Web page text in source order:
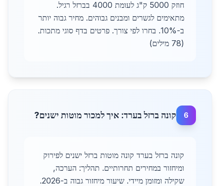
חוזק 5000 ק"ג לעומת 4000 בברזל רגיל.
מתאימים לגשרים ומבנים גבוהים. מחיר גבוה יותר
ב-10%. בחרו לפי צורך. פרטים בדף סוגי מתכות.
(78 מילים)
6 קונה ברזל בערד: איך למכור מוטות ישנים?
קונה ברזל בערד קונה מוטות ברזל ישנים לפירוק
ומיחזור במחירים תחרותיים. תהליך: הערכה,
שקילה ומזומן מיידי. שיעור מיחזור גבוה ב-2026.